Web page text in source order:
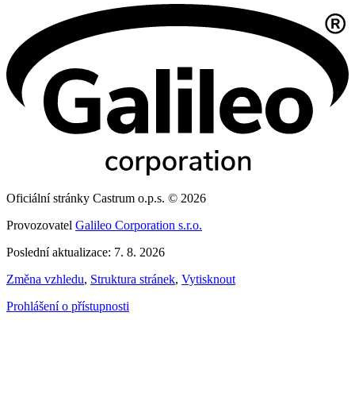
Oficiální stránky Castrum o.p.s. © 2026
Provozovatel Galileo Corporation s.r.o.
Poslední aktualizace: 7. 8. 2026
Změna vzhledu, Struktura stránek, Vytisknout
Prohlášení o přístupnosti